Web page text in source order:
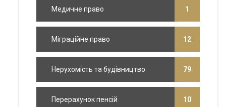
Медичне право 1
Міграційне право 12
Нерухомість та будівництво 79
Перерахунок пенсій 10